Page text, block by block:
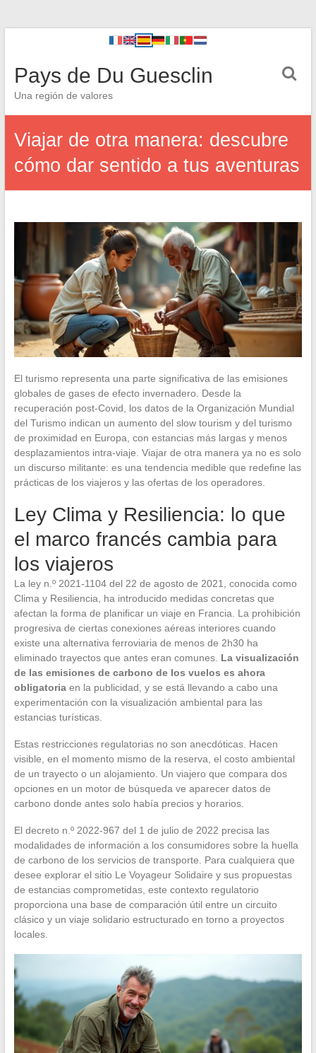
Pays de Du Guesclin
Una región de valores
Viajar de otra manera: descubre
cómo dar sentido a tus aventuras
El turismo representa una parte significativa de las emisiones
globales de gases de efecto invernadero. Desde la
recuperación post-Covid, los datos de la Organización Mundial
del Turismo indican un aumento del slow tourism y del turismo
de proximidad en Europa, con estancias más largas y menos
desplazamientos intra-viaje. Viajar de otra manera ya no es solo
un discurso militante: es una tendencia medible que redefine las
prácticas de los viajeros y las ofertas de los operadores.
Ley Clima y Resiliencia: lo que
el marco francés cambia para
los viajeros
La ley n.º 2021-1104 del 22 de agosto de 2021, conocida como
Clima y Resiliencia, ha introducido medidas concretas que
afectan la forma de planificar un viaje en Francia. La prohibición
progresiva de ciertas conexiones aéreas interiores cuando
existe una alternativa ferroviaria de menos de 2h30 ha
eliminado trayectos que antes eran comunes. La visualización
de las emisiones de carbono de los vuelos es ahora
obligatoriaen la publicidad, y se está llevando a cabo una
experimentación con la visualización ambiental para las
estancias turísticas.
Estas restricciones regulatorias no son anecdóticas. Hacen
visible, en el momento mismo de la reserva, el costo ambiental
de un trayecto o un alojamiento. Un viajero que compara dos
opciones en un motor de búsqueda ve aparecer datos de
carbono donde antes solo había precios y horarios.
El decreto n.º 2022-967 del 1 de julio de 2022 precisa las
modalidades de información a los consumidores sobre la huella
de carbono de los servicios de transporte. Para cualquiera que
desee explorar el sitio Le Voyageur Solidaire y sus propuestas
de estancias comprometidas, este contexto regulatorio
proporciona una base de comparación útil entre un circuito
clásico y un viaje solidario estructurado en torno a proyectos
locales.